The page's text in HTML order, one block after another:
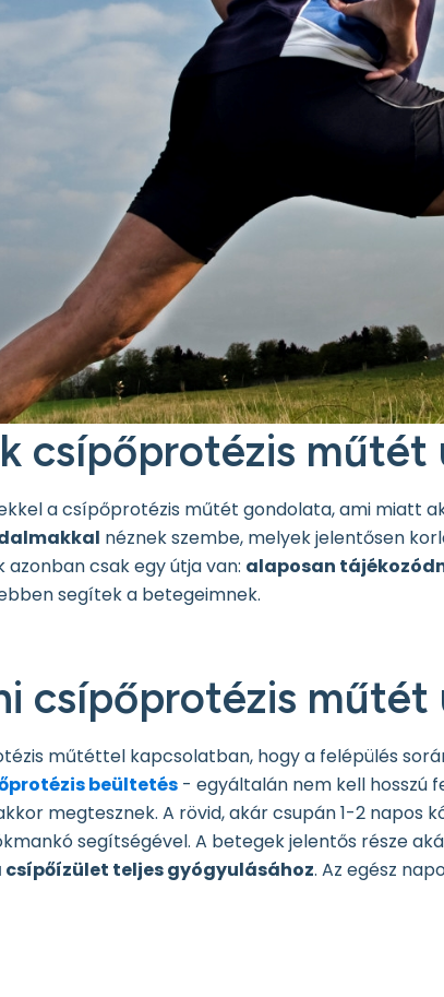
csípőprotézis műtét
a csípőprotézis műtét gondolata, ami miatt
néznek szembe, melyek jelentősen
csak egy útja van: alaposan
segítek a betegeimnek.
csípőprotézis műtét
műtéttel kapcsolatban, hogy a felépülés
beültetés - egyáltalán nem kell hosszú
megtesznek. A rövid, akár csupán 1-2
segítségével. A betegek jelentős része
csípőízület teljes gyógyulásához. Az egész